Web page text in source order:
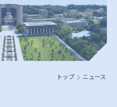
トップ ニュース